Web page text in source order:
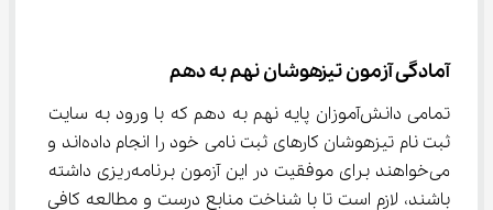
آمادگی آزمون تیزهوشان نهم به دهم
تمامی دانش‌آموزان پایه نهم به دهم که با ورود به سایت
ثبت نام تیزهوشان کارهای ثبت نامی خود را انجام داده‌اند و
می‌خواهند برای موفقیت در این آزمون برنامه‌ریزی داشته
باشند، لازم است تا با شناخت منابع درست و مطالعه کافی